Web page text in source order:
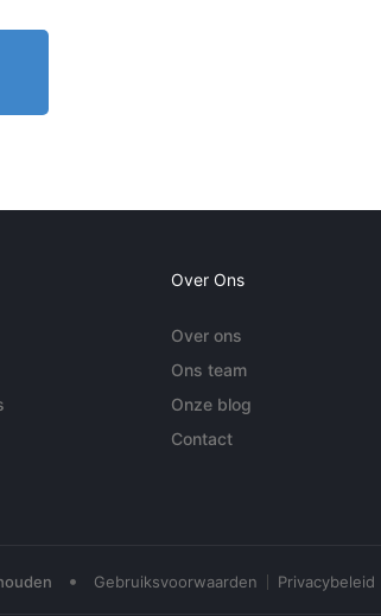
Over Ons
Over ons
Ons team
Onze blog
Contact
• Gebruiksvoorwaarden Privacybeleid